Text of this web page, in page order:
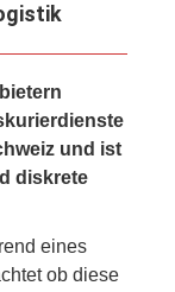
und ist
diskrete
eines
ob diese